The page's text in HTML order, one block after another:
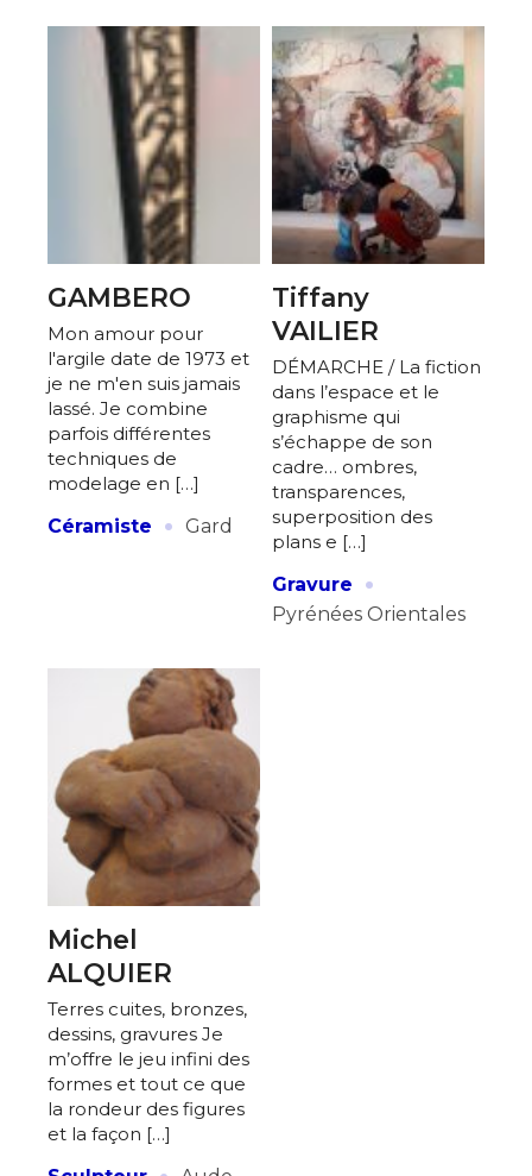
GAMBERO
Mon amour pour
l'argile date de 1973 et
je ne m'en suis jamais
lassé. Je combine
parfois différentes
techniques de
modelage en […]
Céramiste
· Gard
Tiffany
VAILIER
DÉMARCHE / La fiction
dans l’espace et le
graphisme qui
s’échappe de son
cadre… ombres,
transparences,
superposition des
plans e […]
Gravure
·
Pyrénées Orientales
Michel
ALQUIER
Terres cuites, bronzes,
dessins, gravures Je
m’offre le jeu infini des
formes et tout ce que
la rondeur des figures
et la façon […]